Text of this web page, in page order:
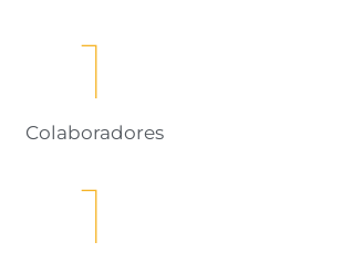
Colaboradores
1
1